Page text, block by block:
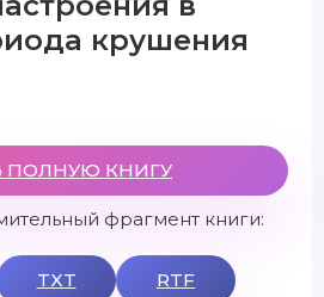
крушения
ПОЛНУЮ КНИГУ
фрагмент книги:
TXT RTF